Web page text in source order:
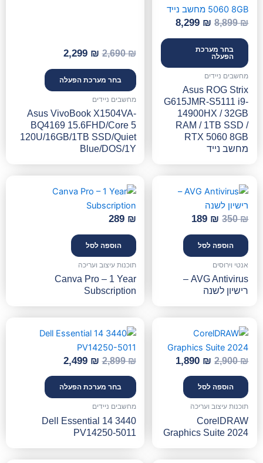
8,899₪
8,299 ₪
בחר מערכת
הפעלה
מחשבים ניידים
Asus ROG Strix
G615JMR-S5111 i9-
14900HX / 32GB
RAM / 1TB SSD /
RTX 5060 8GB
מחשב נייד
2,690₪
2,299 ₪
בחר מערכת הפעלה
מחשבים ניידים
Asus VivoBook X1504VA-
BQ4169 15.6FHD/Core 5
120U/16GB/1TB SSD/Quiet
Blue/DOS/1Y
350₪
המקורי
היה:
350 ₪.
189 ₪
הנוכחי
189 ₪.
הוספה לסל
אנטי וירוסים
AVG Antivirus –
רישיון לשנה
289 ₪
הוספה לסל
תוכנות עיצוב ועריכה
Canva Pro – 1 Year
Subscription
2,900₪
המקורי
היה:
2,900 ₪.
1,890 ₪
הוא:
1,890 ₪.
הוספה לסל
תוכנות עיצוב ועריכה
CorelDRAW
Graphics Suite 2024
2,899₪
המקורי
היה:
2,899 ₪.
2,499 ₪
הנוכחי
2,499 ₪.
בחר מערכת הפעלה
מחשבים ניידים
Dell Essential 14 3440
PV14250-5011